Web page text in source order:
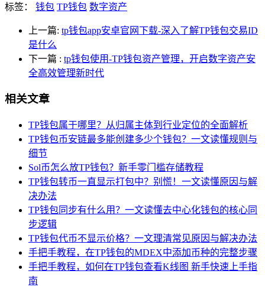
标签： 钱包 TP钱包 数字资产
上一篇: tp钱包app安卓官网下载-深入了解TP钱包交易ID
是什么
下一篇 : tp钱包使用-TP钱包资产管理，开启数字资产安
全高效管理新时代
相关文章
TP钱包属于哪里？从归属主体到行业定位的全面解析
TP钱包币安链最多能创建多少个钱包？一文读懂规则与
细节
Sol币怎么放TP钱包？新手零门槛存储教程
TP钱包转币一直显示打包中？别慌！一文读懂原因与解
决办法
TP钱包同步有什么用？一文读懂去中心化钱包的核心同
步逻辑
TP钱包代币不显示价格？一文理清常见原因与解决办法
手把手教程，在TP钱包的MDEX中添加币种的完整步骤
手把手教程，如何在TP钱包查看K线图 新手快速上手指
南